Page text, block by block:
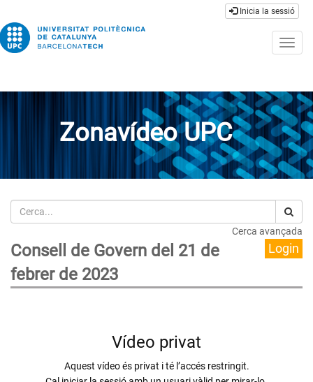
Inicia la sessió
Zonavídeo UPC
Cerca
Cerca avançada
Consell de Govern del 21 de
febrer de 2023
Login